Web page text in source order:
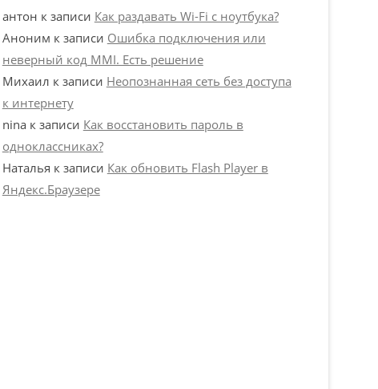
антон к записи Как раздавать Wi-Fi с ноутбука?
Аноним к записи Ошибка подключения или
неверный код MMI. Есть решение
Михаил к записи Неопознанная сеть без доступа
к интернету
ninaк записи Как восстановить пароль в
одноклассниках?
Наталья к записи Как обновить Flash Player в
Яндекс.Браузере